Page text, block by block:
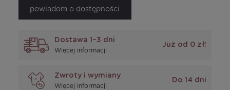
powiadom o dostępności
Dostawa 1–3 dni
Więcej informacji
Już od 0 zł!
Zwroty i wymiany
Więcej informacji
Do 14 dni